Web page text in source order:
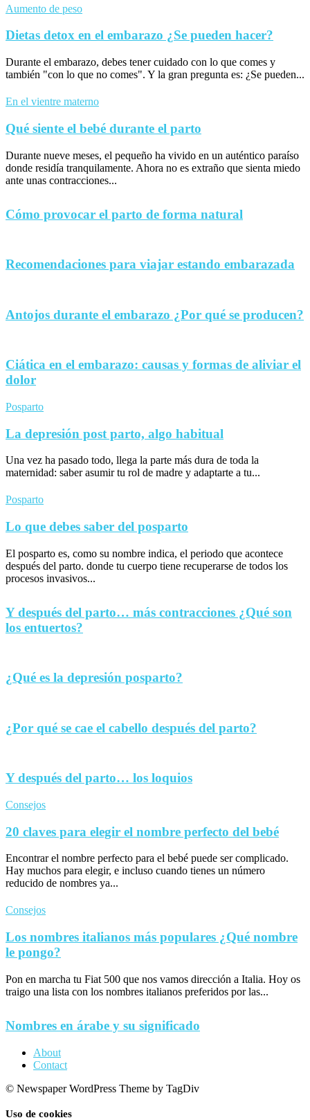
Aumento de peso
Dietas detox en el embarazo ¿Se pueden hacer?
Durante el embarazo, debes tener cuidado con lo que comes y
también "con lo que no comes". Y la gran pregunta es: ¿Se pueden...
En el vientre materno
Qué siente el bebé durante el parto
Durante nueve meses, el pequeño ha vivido en un auténtico paraíso
donde residía tranquilamente. Ahora no es extraño que sienta miedo
ante unas contracciones...
Cómo provocar el parto de forma natural
Recomendaciones para viajar estando embarazada
Antojos durante el embarazo ¿Por qué se producen?
Ciática en el embarazo: causas y formas de aliviar el
dolor
Posparto
La depresión post parto, algo habitual
Una vez ha pasado todo, llega la parte más dura de toda la
maternidad: saber asumir tu rol de madre y adaptarte a tu...
Posparto
Lo que debes saber del posparto
El posparto es, como su nombre indica, el periodo que acontece
después del parto. donde tu cuerpo tiene recuperarse de todos los
procesos invasivos...
Y después del parto… más contracciones ¿Qué son
los entuertos?
¿Qué es la depresión posparto?
¿Por qué se cae el cabello después del parto?
Y después del parto… los loquios
Consejos
20 claves para elegir el nombre perfecto del bebé
Encontrar el nombre perfecto para el bebé puede ser complicado.
Hay muchos para elegir, e incluso cuando tienes un número
reducido de nombres ya...
Consejos
Los nombres italianos más populares ¿Qué nombre
le pongo?
Pon en marcha tu Fiat 500 que nos vamos dirección a Italia. Hoy os
traigo una lista con los nombres italianos preferidos por las...
Nombres en árabe y su significado
About
Contact
© Newspaper WordPress Theme by TagDiv
Uso de cookies